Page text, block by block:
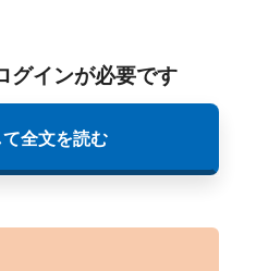
グインが必要です
て全文を読む